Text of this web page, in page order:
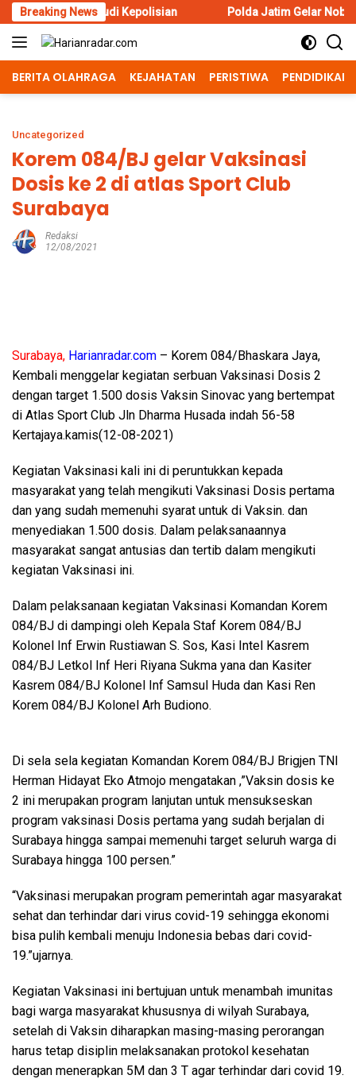
Skip
to
content
Breaking News
Studi Kepolisian Polda Jatim Gelar Nobar Final Piala
BERITA OLAHRAGA KEJAHATAN PERISTIWA PENDIDIKAN
Uncategorized
Korem 084/BJ gelar Vaksinasi
Dosis ke 2 di atlas Sport Club
Surabaya
Redaksi
12/08/2021
Surabaya, Harianradar.com – Korem 084/Bhaskara Jaya,
Kembali menggelar kegiatan serbuan Vaksinasi Dosis 2
dengan target 1.500 dosis Vaksin Sinovac yang bertempat
di Atlas Sport Club Jln Dharma Husada indah 56-58
Kertajaya.kamis(12-08-2021)
Kegiatan Vaksinasi kali ini di peruntukkan kepada
masyarakat yang telah mengikuti Vaksinasi Dosis pertama
dan yang sudah memenuhi syarat untuk di Vaksin. dan
menyediakan 1.500 dosis. Dalam pelaksanaannya
masyarakat sangat antusias dan tertib dalam mengikuti
kegiatan Vaksinasi ini.
Dalam pelaksanaan kegiatan Vaksinasi Komandan Korem
084/BJ di dampingi oleh Kepala Staf Korem 084/BJ
Kolonel Inf Erwin Rustiawan S. Sos, Kasi Intel Kasrem
084/BJ Letkol Inf Heri Riyana Sukma yana dan Kasiter
Kasrem 084/BJ Kolonel Inf Samsul Huda dan Kasi Ren
Korem 084/BJ Kolonel Arh Budiono.
Di sela sela kegiatan Komandan Korem 084/BJ Brigjen TNI
Herman Hidayat Eko Atmojo mengatakan ,”Vaksin dosis ke
2 ini merupakan program lanjutan untuk mensukseskan
program vaksinasi Dosis pertama yang sudah berjalan di
Surabaya hingga sampai memenuhi target seluruh warga di
Surabaya hingga 100 persen.”
“Vaksinasi merupakan program pemerintah agar masyarakat
sehat dan terhindar dari virus covid-19 sehingga ekonomi
bisa pulih kembali menuju Indonesia bebas dari covid-
19.”ujarnya.
Kegiatan Vaksinasi ini bertujuan untuk menambah imunitas
bagi warga masyarakat khususnya di wilyah Surabaya,
setelah di Vaksin diharapkan masing-masing perorangan
harus tetap disiplin melaksanakan protokol kesehatan
dengan menerapkan 5M dan 3 T agar terhindar dari covid 19.